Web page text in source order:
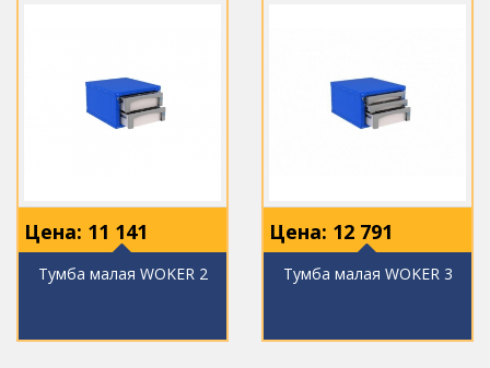
Цена: 11 141
Тумба малая WOKER 2
Цена: 12 791
Тумба малая WOKER 3